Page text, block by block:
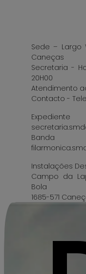
Sede – Largo
Caneças
Secretaria -
20H00
Atendimento
Contacto -
Banda
Instalações
Campo da
Bola
1685-571
Contacto -
e-mail: